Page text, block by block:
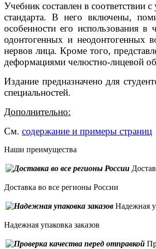
Учебник составлен в соответствии
стандарта. В него включены,
особенности его использования в
одонтогенных и неодонтогенных
нервов лица. Кроме того,
деформациями челюстно-лицевой
Издание предназначено для
специальностей.
Дополнительно:
См. содержание и примеры страниц
Наши преимущества
Доставка во все регионы России
Надежная
Надежная упаковка заказов